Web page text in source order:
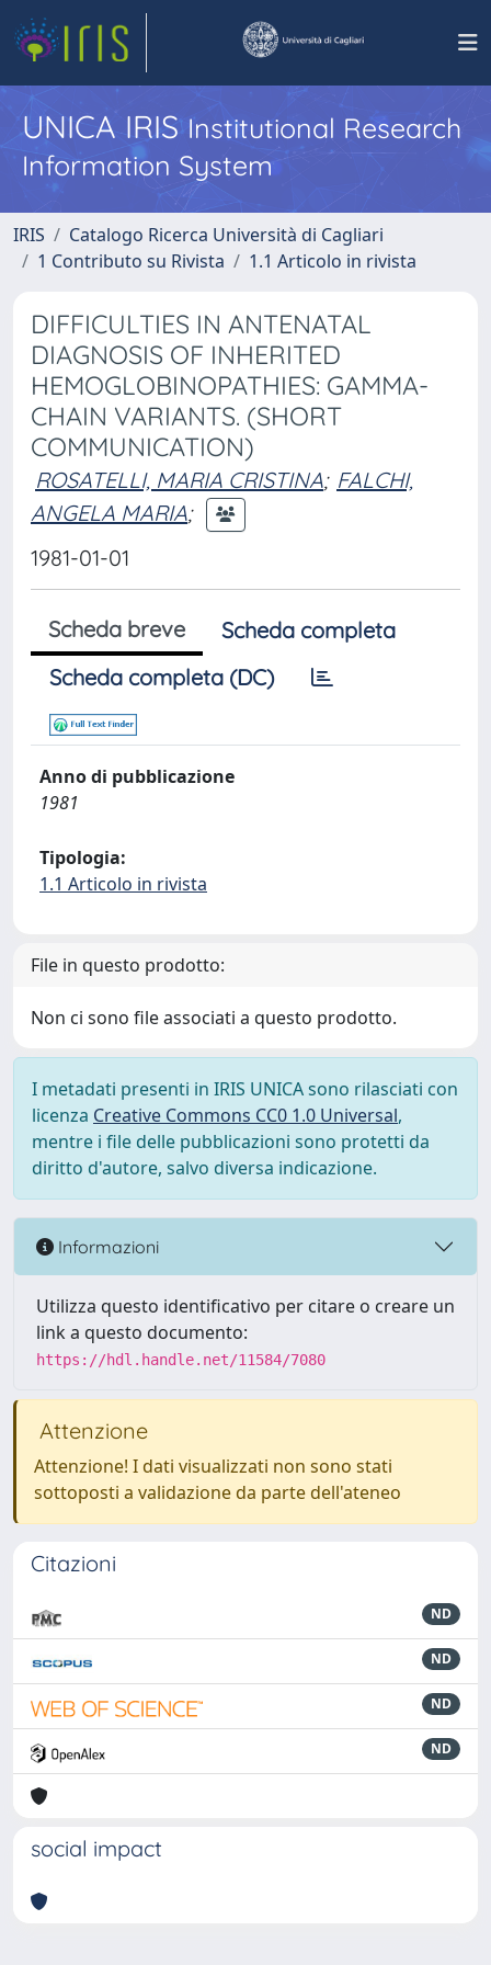
UNICA IRISInstitutional Research
Information System
IRIS
Catalogo Ricerca Università di Cagliari
1 Contributo su Rivista
1.1 Articolo in rivista
DIFFICULTIES IN ANTENATAL
DIAGNOSIS OF INHERITED
HEMOGLOBINOPATHIES: GAMMA-
CHAIN VARIANTS. (SHORT
COMMUNICATION)
ROSATELLI, MARIA CRISTINA; FALCHI,
ANGELA MARIA;
1981-01-01
Scheda breve
Scheda completa
Scheda completa (DC)
Anno di pubblicazione
1981
Tipologia:
1.1 Articolo in rivista
File in questo prodotto:
Non ci sono file associati a questo prodotto.
I metadati presenti in IRIS UNICA sono rilasciati con
licenza Creative Commons CC0 1.0 Universal,
mentre i file delle pubblicazioni sono protetti da
diritto d'autore, salvo diversa indicazione.
Informazioni
Utilizza questo identificativo per citare o creare un
link a questo documento:
https://hdl.handle.net/11584/7080
Attenzione
Attenzione! I dati visualizzati non sono stati
sottoposti a validazione da parte dell'ateneo
Citazioni
ND
ND
ND
ND
social impact